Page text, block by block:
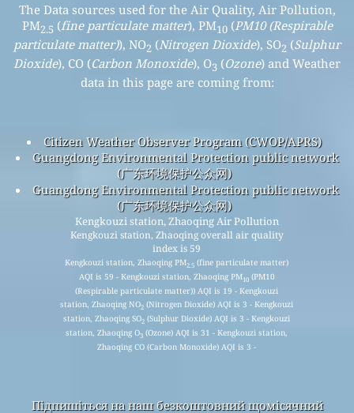
The Data sources used for the Air Quality, Air Pollution,
PM2.5 (fine particulate matter), PM10(PM10 (Respirable
particulate matter)), NO2 (Nitrogen Dioxide), SO2 (Sulphur
Dioxide), CO (Carbon Monoxide), O3 (Ozone) and Weather
data in this page are coming from:
Citizen Weather Observer Program (CWOP/APRS)
Guangdong Environmental Protection public network
(广东环境保护公众网)
Guangdong Environmental Protection public network
(广东环境保护公众网)
Kengkouzi station, Zhaoqing Air Pollution
Kengkouzi station, Zhaoqing overall air quality
index is 59
Kengkouzi station, Zhaoqing PM2.5 (fine particulate matter)
AQI is 59 - Kengkouzi station, Zhaoqing PM10(PM10
(Respirable particulate matter)) AQI is 19 - Kengkouzi
station, Zhaoqing NO2 (Nitrogen Dioxide) AQI is 3 - Kengkouzi
station, Zhaoqing SO2 (Sulphur Dioxide) AQI is 3 - Kengkouzi
station, Zhaoqing O3 (Ozone) AQI is 31 - Kengkouzi station,
Zhaoqing CO (Carbon Monoxide) AQI is 3 -
Підпишіться на наш безкоштовний щомісячний